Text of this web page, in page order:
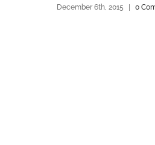
December 6th, 2015 0